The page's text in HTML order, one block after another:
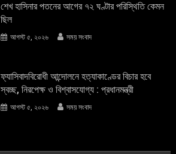
শেখ হাসিনার পতনের আগের ৭২ ঘণ্টার পরিস্থিতি কেমন
ছিল
আগস্ট ৫, ২০২৬ সময় সংবাদ
ফ্যাসিবাদবিরোধী আন্দোলনে হত্যাকাণ্ডের বিচার হবে
স্বচ্ছ, নিরপেক্ষ ও বিশ্বাসযোগ্য : প্রধানমন্ত্রী
আগস্ট ৫, ২০২৬ সময় সংবাদ